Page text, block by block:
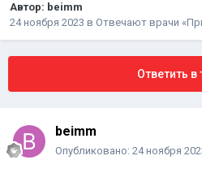
Автор: beimm
24 ноября 2023 в Отвечают врачи
Ответить в
beimm
Опубликовано: 24 ноября